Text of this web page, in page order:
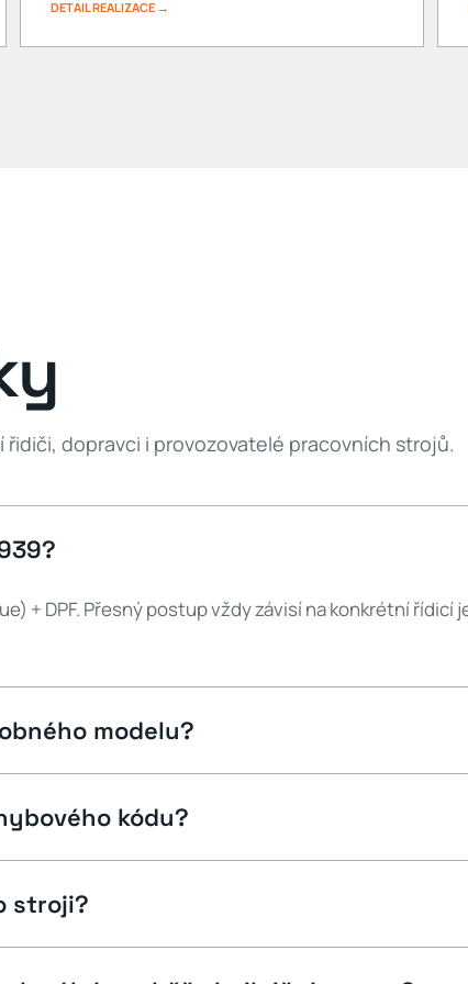
DETAIL REALIZACE →
dopravci i provozovatelé pracovních strojů.
+ DPF. Přesný postup vždy závisí na konkrétní
modelu?
kódu?
stroji?